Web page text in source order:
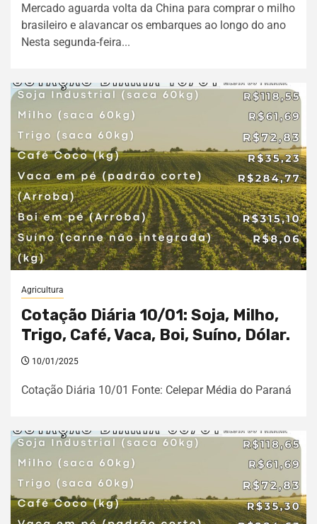
Mercado aguarda volta da China para comprar o milho
brasileiro e alavancar os embarques ao longo do ano
Nesta segunda-feira...
Agricultura
Cotação Diária 10/01: Soja, Milho,
Trigo, Café, Vaca, Boi, Suíno, Dólar.
10/01/2025
Cotação Diária 10/01 Fonte: Celepar Média do Paraná